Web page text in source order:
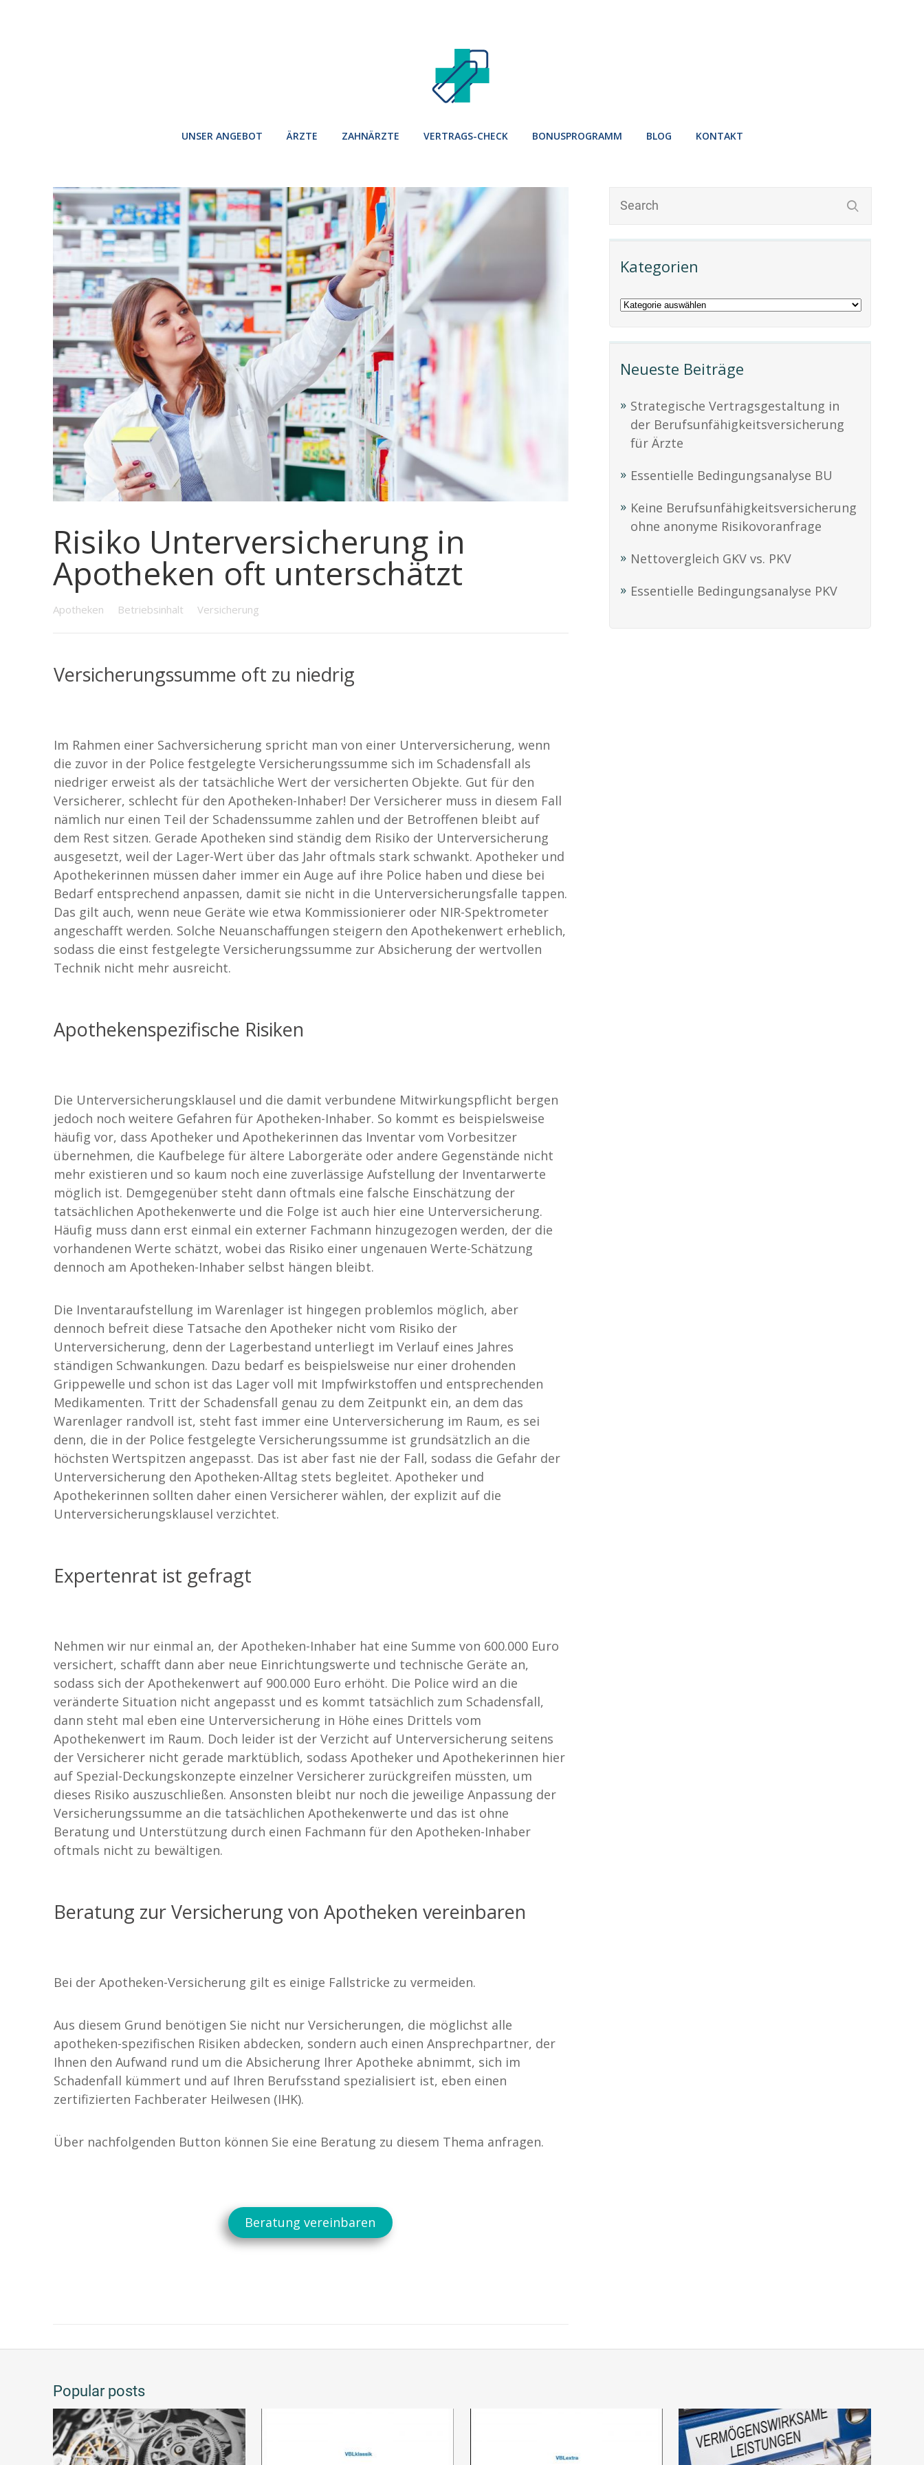
UNSER ANGEBOT ÄRZTE ZAHNÄRZTE VERTRAGS-CHECK BONUSPROGRAMM BLOG KONTAKT
Kategorien
Neueste Beiträge
Strategische Vertragsgestaltung in
der Berufsunfähigkeitsversicherung
für Ärzte
Essentielle Bedingungsanalyse BU
Keine Berufsunfähigkeitsversicherung
ohne anonyme Risikovoranfrage
Nettovergleich GKV vs. PKV
Essentielle Bedingungsanalyse PKV
Risiko Unterversicherung in
Apotheken oft unterschätzt
Apotheken Betriebsinhalt Versicherung
Versicherungssumme oft zu niedrig
Im Rahmen einer Sachversicherung spricht man von einer Unterversicherung, wenn
die zuvor in der Police festgelegte Versicherungssumme sich im Schadensfall als
niedriger erweist als der tatsächliche Wert der versicherten Objekte. Gut für den
Versicherer, schlecht für den Apotheken-Inhaber! Der Versicherer muss in diesem Fall
nämlich nur einen Teil der Schadenssumme zahlen und der Betroffenen bleibt auf
dem Rest sitzen. Gerade Apotheken sind ständig dem Risiko der Unterversicherung
ausgesetzt, weil der Lager-Wert über das Jahr oftmals stark schwankt. Apotheker und
Apothekerinnen müssen daher immer ein Auge auf ihre Police haben und diese bei
Bedarf entsprechend anpassen, damit sie nicht in die Unterversicherungsfalle tappen.
Das gilt auch, wenn neue Geräte wie etwa Kommissionierer oder NIR-Spektrometer
angeschafft werden. Solche Neuanschaffungen steigern den Apothekenwert erheblich,
sodass die einst festgelegte Versicherungssumme zur Absicherung der wertvollen
Technik nicht mehr ausreicht.
Apothekenspezifische Risiken
Die Unterversicherungsklausel und die damit verbundene Mitwirkungspflicht bergen
jedoch noch weitere Gefahren für Apotheken-Inhaber. So kommt es beispielsweise
häufig vor, dass Apotheker und Apothekerinnen das Inventar vom Vorbesitzer
übernehmen, die Kaufbelege für ältere Laborgeräte oder andere Gegenstände nicht
mehr existieren und so kaum noch eine zuverlässige Aufstellung der Inventarwerte
möglich ist. Demgegenüber steht dann oftmals eine falsche Einschätzung der
tatsächlichen Apothekenwerte und die Folge ist auch hier eine Unterversicherung.
Häufig muss dann erst einmal ein externer Fachmann hinzugezogen werden, der die
vorhandenen Werte schätzt, wobei das Risiko einer ungenauen Werte-Schätzung
dennoch am Apotheken-Inhaber selbst hängen bleibt.
Die Inventaraufstellung im Warenlager ist hingegen problemlos möglich, aber
dennoch befreit diese Tatsache den Apotheker nicht vom Risiko der
Unterversicherung, denn der Lagerbestand unterliegt im Verlauf eines Jahres
ständigen Schwankungen. Dazu bedarf es beispielsweise nur einer drohenden
Grippewelle und schon ist das Lager voll mit Impfwirkstoffen und entsprechenden
Medikamenten. Tritt der Schadensfall genau zu dem Zeitpunkt ein, an dem das
Warenlager randvoll ist, steht fast immer eine Unterversicherung im Raum, es sei
denn, die in der Police festgelegte Versicherungssumme ist grundsätzlich an die
höchsten Wertspitzen angepasst. Das ist aber fast nie der Fall, sodass die Gefahr der
Unterversicherung den Apotheken-Alltag stets begleitet. Apotheker und
Apothekerinnen sollten daher einen Versicherer wählen, der explizit auf die
Unterversicherungsklausel verzichtet.
Expertenrat ist gefragt
Nehmen wir nur einmal an, der Apotheken-Inhaber hat eine Summe von 600.000 Euro
versichert, schafft dann aber neue Einrichtungswerte und technische Geräte an,
sodass sich der Apothekenwert auf 900.000 Euro erhöht. Die Police wird an die
veränderte Situation nicht angepasst und es kommt tatsächlich zum Schadensfall,
dann steht mal eben eine Unterversicherung in Höhe eines Drittels vom
Apothekenwert im Raum. Doch leider ist der Verzicht auf Unterversicherung seitens
der Versicherer nicht gerade marktüblich, sodass Apotheker und Apothekerinnen hier
auf Spezial-Deckungskonzepte einzelner Versicherer zurückgreifen müssten, um
dieses Risiko auszuschließen. Ansonsten bleibt nur noch die jeweilige Anpassung der
Versicherungssumme an die tatsächlichen Apothekenwerte und das ist ohne
Beratung und Unterstützung durch einen Fachmann für den Apotheken-Inhaber
oftmals nicht zu bewältigen.
Beratung zur Versicherung von Apotheken vereinbaren
Bei der Apotheken-Versicherung gilt es einige Fallstricke zu vermeiden.
Aus diesem Grund benötigen Sie nicht nur Versicherungen, die möglichst alle
apotheken-spezifischen Risiken abdecken, sondern auch einen Ansprechpartner, der
Ihnen den Aufwand rund um die Absicherung Ihrer Apotheke abnimmt, sich im
Schadenfall kümmert und auf Ihren Berufsstand spezialisiert ist, eben einen
zertifizierten Fachberater Heilwesen (IHK).
Über nachfolgenden Button können Sie eine Beratung zu diesem Thema anfragen.
Beratung vereinbaren
Popular posts